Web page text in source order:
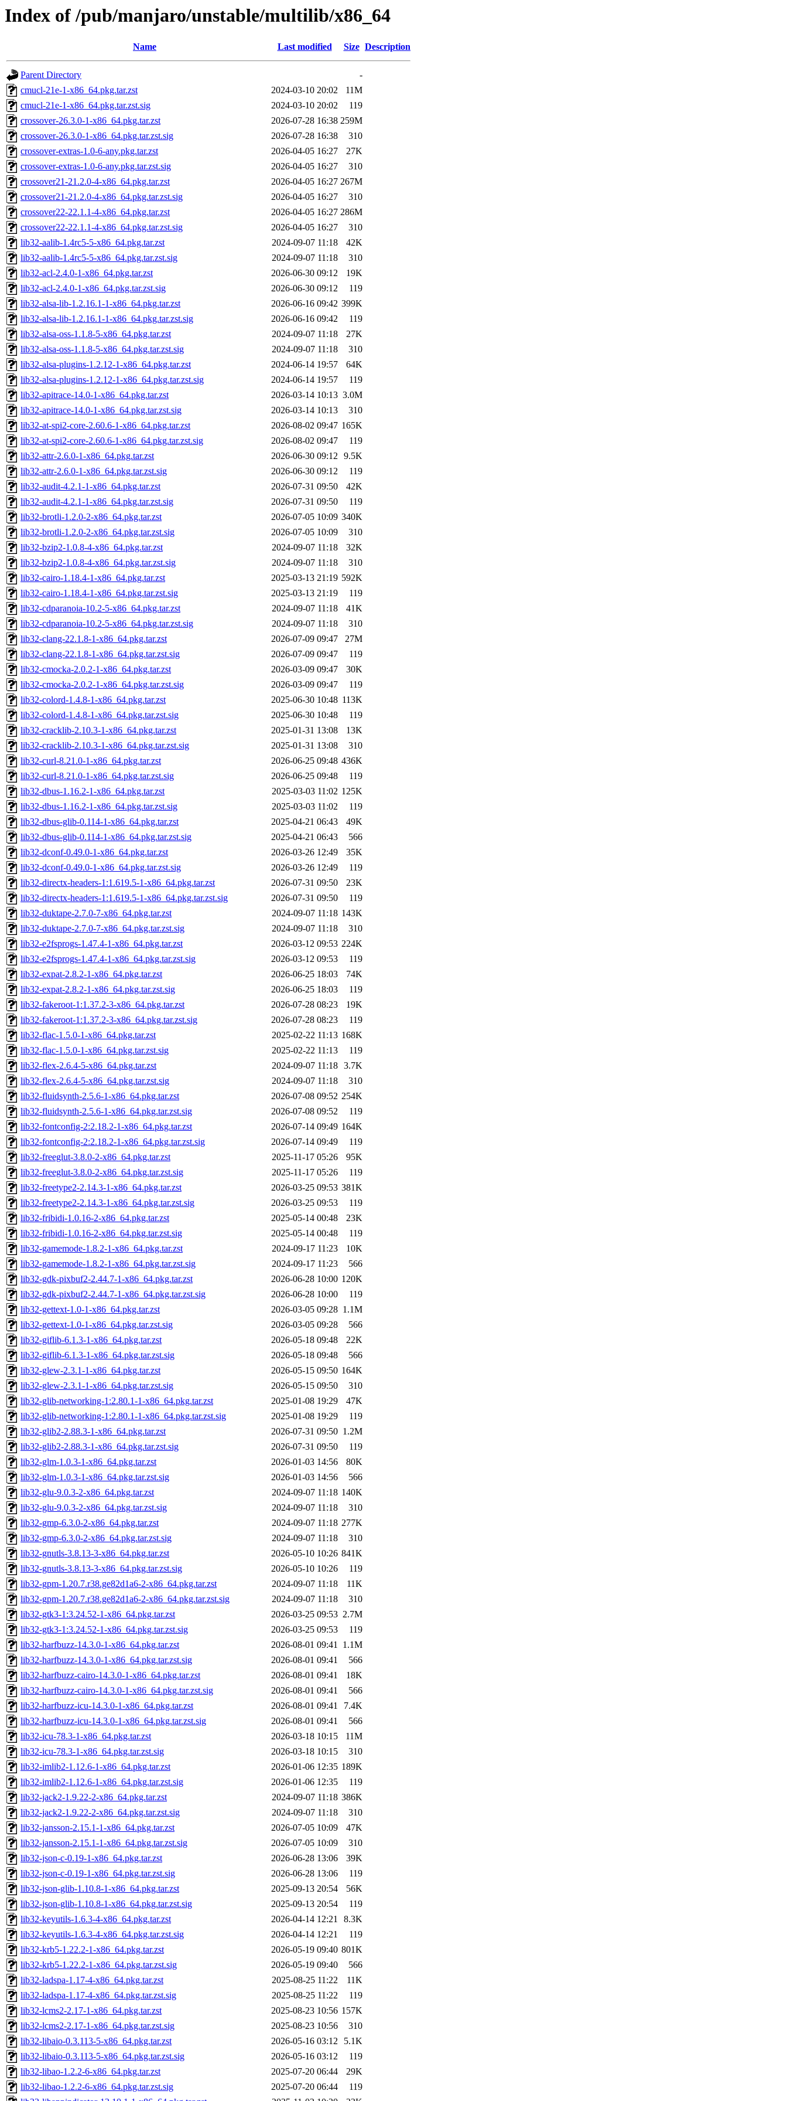
Index of /pub/manjaro/unstable/multilib/x86_64
Name Last modified Size Description
Parent Directory
-
cmucl-21e-1-x86_64.pkg.tar.zst
2024-03-10 20:02
11M
cmucl-21e-1-x86_64.pkg.tar.zst.sig
2024-03-10 20:02
119
crossover-26.3.0-1-x86_64.pkg.tar.zst
2026-07-28 16:38 259M
crossover-26.3.0-1-x86_64.pkg.tar.zst.sig
2026-07-28 16:38
310
crossover-extras-1.0-6-any.pkg.tar.zst
2026-04-05 16:27
27K
crossover-extras-1.0-6-any.pkg.tar.zst.sig
2026-04-05 16:27
310
crossover21-21.2.0-4-x86_64.pkg.tar.zst
2026-04-05 16:27 267M
crossover21-21.2.0-4-x86_64.pkg.tar.zst.sig
2026-04-05 16:27
310
crossover22-22.1.1-4-x86_64.pkg.tar.zst
2026-04-05 16:27 286M
crossover22-22.1.1-4-x86_64.pkg.tar.zst.sig
2026-04-05 16:27
310
lib32-aalib-1.4rc5-5-x86_64.pkg.tar.zst
2024-09-07 11:18
42K
lib32-aalib-1.4rc5-5-x86_64.pkg.tar.zst.sig
2024-09-07 11:18
310
lib32-acl-2.4.0-1-x86_64.pkg.tar.zst
2026-06-30 09:12
19K
lib32-acl-2.4.0-1-x86_64.pkg.tar.zst.sig
2026-06-30 09:12
119
lib32-alsa-lib-1.2.16.1-1-x86_64.pkg.tar.zst
2026-06-16 09:42 399K
lib32-alsa-lib-1.2.16.1-1-x86_64.pkg.tar.zst.sig
2026-06-16 09:42
119
lib32-alsa-oss-1.1.8-5-x86_64.pkg.tar.zst
2024-09-07 11:18
27K
lib32-alsa-oss-1.1.8-5-x86_64.pkg.tar.zst.sig
2024-09-07 11:18
310
lib32-alsa-plugins-1.2.12-1-x86_64.pkg.tar.zst
2024-06-14 19:57
64K
lib32-alsa-plugins-1.2.12-1-x86_64.pkg.tar.zst.sig
2024-06-14 19:57
119
lib32-apitrace-14.0-1-x86_64.pkg.tar.zst
2026-03-14 10:13 3.0M
lib32-apitrace-14.0-1-x86_64.pkg.tar.zst.sig
2026-03-14 10:13
310
lib32-at-spi2-core-2.60.6-1-x86_64.pkg.tar.zst
2026-08-02 09:47 165K
lib32-at-spi2-core-2.60.6-1-x86_64.pkg.tar.zst.sig
2026-08-02 09:47
119
lib32-attr-2.6.0-1-x86_64.pkg.tar.zst
2026-06-30 09:12 9.5K
lib32-attr-2.6.0-1-x86_64.pkg.tar.zst.sig
2026-06-30 09:12
119
lib32-audit-4.2.1-1-x86_64.pkg.tar.zst
2026-07-31 09:50
42K
lib32-audit-4.2.1-1-x86_64.pkg.tar.zst.sig
2026-07-31 09:50
119
lib32-brotli-1.2.0-2-x86_64.pkg.tar.zst
2026-07-05 10:09 340K
lib32-brotli-1.2.0-2-x86_64.pkg.tar.zst.sig
2026-07-05 10:09
310
lib32-bzip2-1.0.8-4-x86_64.pkg.tar.zst
2024-09-07 11:18
32K
lib32-bzip2-1.0.8-4-x86_64.pkg.tar.zst.sig
2024-09-07 11:18
310
lib32-cairo-1.18.4-1-x86_64.pkg.tar.zst
2025-03-13 21:19 592K
lib32-cairo-1.18.4-1-x86_64.pkg.tar.zst.sig
2025-03-13 21:19
119
lib32-cdparanoia-10.2-5-x86_64.pkg.tar.zst
2024-09-07 11:18
41K
lib32-cdparanoia-10.2-5-x86_64.pkg.tar.zst.sig
2024-09-07 11:18
310
lib32-clang-22.1.8-1-x86_64.pkg.tar.zst
2026-07-09 09:47
27M
lib32-clang-22.1.8-1-x86_64.pkg.tar.zst.sig
2026-07-09 09:47
119
lib32-cmocka-2.0.2-1-x86_64.pkg.tar.zst
2026-03-09 09:47
30K
lib32-cmocka-2.0.2-1-x86_64.pkg.tar.zst.sig
2026-03-09 09:47
119
lib32-colord-1.4.8-1-x86_64.pkg.tar.zst
2025-06-30 10:48 113K
lib32-colord-1.4.8-1-x86_64.pkg.tar.zst.sig
2025-06-30 10:48
119
lib32-cracklib-2.10.3-1-x86_64.pkg.tar.zst
2025-01-31 13:08
13K
lib32-cracklib-2.10.3-1-x86_64.pkg.tar.zst.sig
2025-01-31 13:08
310
lib32-curl-8.21.0-1-x86_64.pkg.tar.zst
2026-06-25 09:48 436K
lib32-curl-8.21.0-1-x86_64.pkg.tar.zst.sig
2026-06-25 09:48
119
lib32-dbus-1.16.2-1-x86_64.pkg.tar.zst
2025-03-03 11:02 125K
lib32-dbus-1.16.2-1-x86_64.pkg.tar.zst.sig
2025-03-03 11:02
119
lib32-dbus-glib-0.114-1-x86_64.pkg.tar.zst
2025-04-21 06:43
49K
lib32-dbus-glib-0.114-1-x86_64.pkg.tar.zst.sig
2025-04-21 06:43
566
lib32-dconf-0.49.0-1-x86_64.pkg.tar.zst
2026-03-26 12:49
35K
lib32-dconf-0.49.0-1-x86_64.pkg.tar.zst.sig
2026-03-26 12:49
119
lib32-directx-headers-1:1.619.5-1-x86_64.pkg.tar.zst
2026-07-31 09:50
23K
lib32-directx-headers-1:1.619.5-1-x86_64.pkg.tar.zst.sig
2026-07-31 09:50
119
lib32-duktape-2.7.0-7-x86_64.pkg.tar.zst
2024-09-07 11:18 143K
lib32-duktape-2.7.0-7-x86_64.pkg.tar.zst.sig
2024-09-07 11:18
310
lib32-e2fsprogs-1.47.4-1-x86_64.pkg.tar.zst
2026-03-12 09:53 224K
lib32-e2fsprogs-1.47.4-1-x86_64.pkg.tar.zst.sig
2026-03-12 09:53
119
lib32-expat-2.8.2-1-x86_64.pkg.tar.zst
2026-06-25 18:03
74K
lib32-expat-2.8.2-1-x86_64.pkg.tar.zst.sig
2026-06-25 18:03
119
lib32-fakeroot-1:1.37.2-3-x86_64.pkg.tar.zst
2026-07-28 08:23
19K
lib32-fakeroot-1:1.37.2-3-x86_64.pkg.tar.zst.sig
2026-07-28 08:23
119
lib32-flac-1.5.0-1-x86_64.pkg.tar.zst
2025-02-22 11:13 168K
lib32-flac-1.5.0-1-x86_64.pkg.tar.zst.sig
2025-02-22 11:13
119
lib32-flex-2.6.4-5-x86_64.pkg.tar.zst
2024-09-07 11:18 3.7K
lib32-flex-2.6.4-5-x86_64.pkg.tar.zst.sig
2024-09-07 11:18
310
lib32-fluidsynth-2.5.6-1-x86_64.pkg.tar.zst
2026-07-08 09:52 254K
lib32-fluidsynth-2.5.6-1-x86_64.pkg.tar.zst.sig
2026-07-08 09:52
119
lib32-fontconfig-2:2.18.2-1-x86_64.pkg.tar.zst
2026-07-14 09:49 164K
lib32-fontconfig-2:2.18.2-1-x86_64.pkg.tar.zst.sig
2026-07-14 09:49
119
lib32-freeglut-3.8.0-2-x86_64.pkg.tar.zst
2025-11-17 05:26
95K
lib32-freeglut-3.8.0-2-x86_64.pkg.tar.zst.sig
2025-11-17 05:26
119
lib32-freetype2-2.14.3-1-x86_64.pkg.tar.zst
2026-03-25 09:53 381K
lib32-freetype2-2.14.3-1-x86_64.pkg.tar.zst.sig
2026-03-25 09:53
119
lib32-fribidi-1.0.16-2-x86_64.pkg.tar.zst
2025-05-14 00:48
23K
lib32-fribidi-1.0.16-2-x86_64.pkg.tar.zst.sig
2025-05-14 00:48
119
lib32-gamemode-1.8.2-1-x86_64.pkg.tar.zst
2024-09-17 11:23
10K
lib32-gamemode-1.8.2-1-x86_64.pkg.tar.zst.sig
2024-09-17 11:23
566
lib32-gdk-pixbuf2-2.44.7-1-x86_64.pkg.tar.zst
2026-06-28 10:00 120K
lib32-gdk-pixbuf2-2.44.7-1-x86_64.pkg.tar.zst.sig
2026-06-28 10:00
119
lib32-gettext-1.0-1-x86_64.pkg.tar.zst
2026-03-05 09:28 1.1M
lib32-gettext-1.0-1-x86_64.pkg.tar.zst.sig
2026-03-05 09:28
566
lib32-giflib-6.1.3-1-x86_64.pkg.tar.zst
2026-05-18 09:48
22K
lib32-giflib-6.1.3-1-x86_64.pkg.tar.zst.sig
2026-05-18 09:48
566
lib32-glew-2.3.1-1-x86_64.pkg.tar.zst
2026-05-15 09:50 164K
lib32-glew-2.3.1-1-x86_64.pkg.tar.zst.sig
2026-05-15 09:50
310
lib32-glib-networking-1:2.80.1-1-x86_64.pkg.tar.zst
2025-01-08 19:29
47K
lib32-glib-networking-1:2.80.1-1-x86_64.pkg.tar.zst.sig
2025-01-08 19:29
119
lib32-glib2-2.88.3-1-x86_64.pkg.tar.zst
2026-07-31 09:50 1.2M
lib32-glib2-2.88.3-1-x86_64.pkg.tar.zst.sig
2026-07-31 09:50
119
lib32-glm-1.0.3-1-x86_64.pkg.tar.zst
2026-01-03 14:56
80K
lib32-glm-1.0.3-1-x86_64.pkg.tar.zst.sig
2026-01-03 14:56
566
lib32-glu-9.0.3-2-x86_64.pkg.tar.zst
2024-09-07 11:18 140K
lib32-glu-9.0.3-2-x86_64.pkg.tar.zst.sig
2024-09-07 11:18
310
lib32-gmp-6.3.0-2-x86_64.pkg.tar.zst
2024-09-07 11:18 277K
lib32-gmp-6.3.0-2-x86_64.pkg.tar.zst.sig
2024-09-07 11:18
310
lib32-gnutls-3.8.13-3-x86_64.pkg.tar.zst
2026-05-10 10:26 841K
lib32-gnutls-3.8.13-3-x86_64.pkg.tar.zst.sig
2026-05-10 10:26
119
lib32-gpm-1.20.7.r38.ge82d1a6-2-x86_64.pkg.tar.zst
2024-09-07 11:18
11K
lib32-gpm-1.20.7.r38.ge82d1a6-2-x86_64.pkg.tar.zst.sig
2024-09-07 11:18
310
lib32-gtk3-1:3.24.52-1-x86_64.pkg.tar.zst
2026-03-25 09:53 2.7M
lib32-gtk3-1:3.24.52-1-x86_64.pkg.tar.zst.sig
2026-03-25 09:53
119
lib32-harfbuzz-14.3.0-1-x86_64.pkg.tar.zst
2026-08-01 09:41 1.1M
lib32-harfbuzz-14.3.0-1-x86_64.pkg.tar.zst.sig
2026-08-01 09:41
566
lib32-harfbuzz-cairo-14.3.0-1-x86_64.pkg.tar.zst
2026-08-01 09:41
18K
lib32-harfbuzz-cairo-14.3.0-1-x86_64.pkg.tar.zst.sig
2026-08-01 09:41
566
lib32-harfbuzz-icu-14.3.0-1-x86_64.pkg.tar.zst
2026-08-01 09:41
7.4K
lib32-harfbuzz-icu-14.3.0-1-x86_64.pkg.tar.zst.sig
2026-08-01 09:41
566
lib32-icu-78.3-1-x86_64.pkg.tar.zst
2026-03-18 10:15
11M
lib32-icu-78.3-1-x86_64.pkg.tar.zst.sig
2026-03-18 10:15
310
lib32-imlib2-1.12.6-1-x86_64.pkg.tar.zst
2026-01-06 12:35 189K
lib32-imlib2-1.12.6-1-x86_64.pkg.tar.zst.sig
2026-01-06 12:35
119
lib32-jack2-1.9.22-2-x86_64.pkg.tar.zst
2024-09-07 11:18 386K
lib32-jack2-1.9.22-2-x86_64.pkg.tar.zst.sig
2024-09-07 11:18
310
lib32-jansson-2.15.1-1-x86_64.pkg.tar.zst
2026-07-05 10:09
47K
lib32-jansson-2.15.1-1-x86_64.pkg.tar.zst.sig
2026-07-05 10:09
310
lib32-json-c-0.19-1-x86_64.pkg.tar.zst
2026-06-28 13:06
39K
lib32-json-c-0.19-1-x86_64.pkg.tar.zst.sig
2026-06-28 13:06
119
lib32-json-glib-1.10.8-1-x86_64.pkg.tar.zst
2025-09-13 20:54
56K
lib32-json-glib-1.10.8-1-x86_64.pkg.tar.zst.sig
2025-09-13 20:54
119
lib32-keyutils-1.6.3-4-x86_64.pkg.tar.zst
2026-04-14 12:21
8.3K
lib32-keyutils-1.6.3-4-x86_64.pkg.tar.zst.sig
2026-04-14 12:21
119
lib32-krb5-1.22.2-1-x86_64.pkg.tar.zst
2026-05-19 09:40 801K
lib32-krb5-1.22.2-1-x86_64.pkg.tar.zst.sig
2026-05-19 09:40
566
lib32-ladspa-1.17-4-x86_64.pkg.tar.zst
2025-08-25 11:22
11K
lib32-ladspa-1.17-4-x86_64.pkg.tar.zst.sig
2025-08-25 11:22
119
lib32-lcms2-2.17-1-x86_64.pkg.tar.zst
2025-08-23 10:56 157K
lib32-lcms2-2.17-1-x86_64.pkg.tar.zst.sig
2025-08-23 10:56
310
lib32-libaio-0.3.113-5-x86_64.pkg.tar.zst
2026-05-16 03:12
5.1K
lib32-libaio-0.3.113-5-x86_64.pkg.tar.zst.sig
2026-05-16 03:12
119
lib32-libao-1.2.2-6-x86_64.pkg.tar.zst
2025-07-20 06:44
29K
lib32-libao-1.2.2-6-x86_64.pkg.tar.zst.sig
2025-07-20 06:44
119